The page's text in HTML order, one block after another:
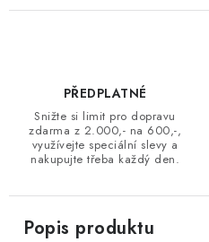
PŘEDPLATNÉ
Snižte si limit pro dopravu
zdarma z 2.000,- na 600,-,
využívejte speciální slevy a
nakupujte třeba každý den.
Popis produktu